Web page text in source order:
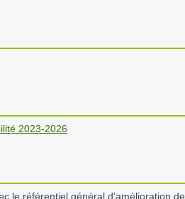
2023-2026
le référentiel général d’amélioration de